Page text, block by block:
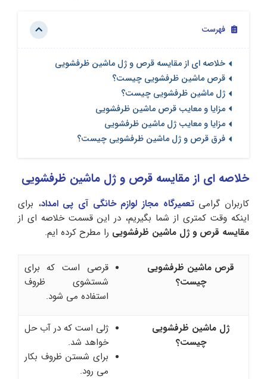
فهرست
خلاصه ای از مقایسه قرص و ژل ماشین ظرفشویی
قرص ماشین ظرفشویی چیست؟
ژل ماشین ظرفشویی چیست؟
مزایا و معایب قرص ماشین ظرفشویی
مزایا و معایب ژل ماشین ظرفشویی
فرق قرص و ژل ماشین ظرفشویی چیست؟
خلاصه ای از مقایسه قرص و ژل ماشین ظرفشویی
کاربران گرامیتعمیرگاه مجاز لوازم خانگی آی‌ پی امداد، برای
اینکه وقت کمتری از شما بگیریم، در این قسمت خلاصه ای از
مقایسه قرص و ژل ماشین ظرفشویی را مطرح کرده ایم.
قرص ماشین ظرفشویی
چیست؟
قرصی است که برای
شستشوی ظروف
استفاده می شود.
ژل ماشین ظرفشویی
چیست؟
ژلی است که در آب حل
خواهد شد.
برای شستن ظروف بکار
می رود.